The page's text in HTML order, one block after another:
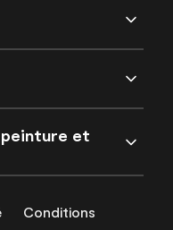
et
Conditions